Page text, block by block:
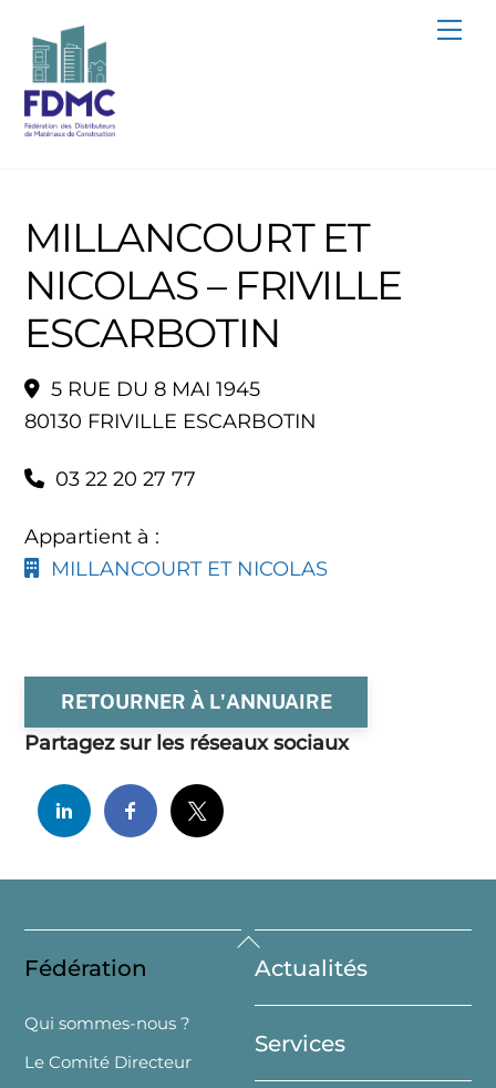
content
MILLANCOURT ET
NICOLAS – FRIVILLE
ESCARBOTIN
5 RUE DU 8 MAI 1945
80130 FRIVILLE ESCARBOTIN
03 22 20 27 77
Appartient à :
MILLANCOURT ET NICOLAS
RETOURNER À L'ANNUAIRE
Partagez sur les réseaux sociaux
Back
To
Top
Fédération
Qui sommes-nous ?
Le Comité Directeur
Actualités
Services